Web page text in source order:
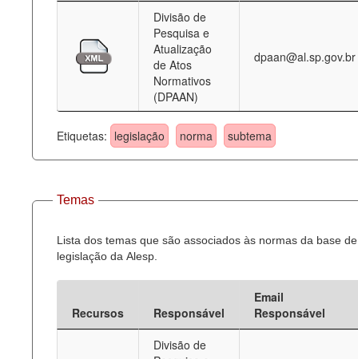
Divisão de
Pesquisa e
Atualização
de Atos
Normativos
(DPAAN)
dpaan@al.sp.gov.br
Etiquetas: legislação norma subtema
Temas
Lista dos temas que são associados às normas da base de
legislação da Alesp.
Recursos Responsável
Email
Responsável
Divisão de